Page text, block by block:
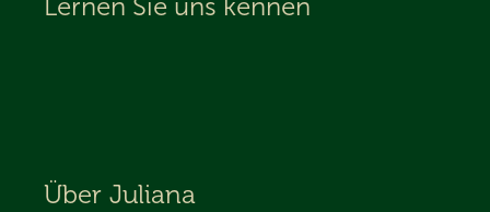
Lernen Sie uns kennen
Über Juliana